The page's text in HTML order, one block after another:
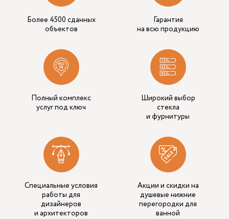
Более 4500 сданных
объектов
Гарантия
на всю продукцию
Полный комплекс
услуг под ключ
Широкий выбор
стекла
и фурнитуры
Специальные условия
работы для
дизайнеров
и архитекторов
Акции и скидки на
душевые нижние
перегородки для
ванной